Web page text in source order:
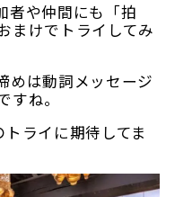
者や仲間にも「拍
まけでトライしてみ
めは動詞メッセージ
ね。
ライに期待してま